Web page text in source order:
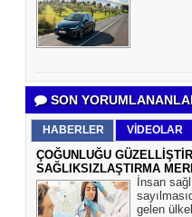
SON
HABERLER VİDEOLAR
ÇOĞUNLUĞU
SAĞLIKSIZLAŞTIRMA
İnsan
gelen